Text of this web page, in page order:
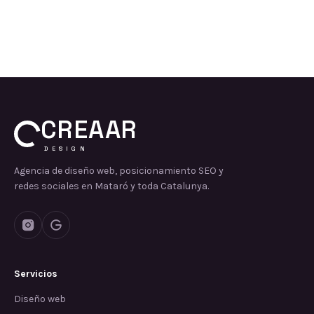
CREAAR
DESIGN
Agencia de diseño web, posicionamiento SEO y
redes sociales en Mataró y toda Catalunya.
Servicios
Diseño web